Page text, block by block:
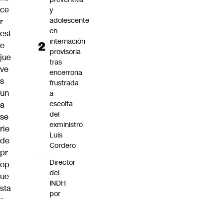
ce
r
est
e
jue
ve
s
un
a
se
rie
de
pr
op
ue
sta
y
adolescente
en
internación
provisoria
tras
encerrona
frustrada
a
escolta
del
exministro
Luis
Cordero
Director
del
INDH
por